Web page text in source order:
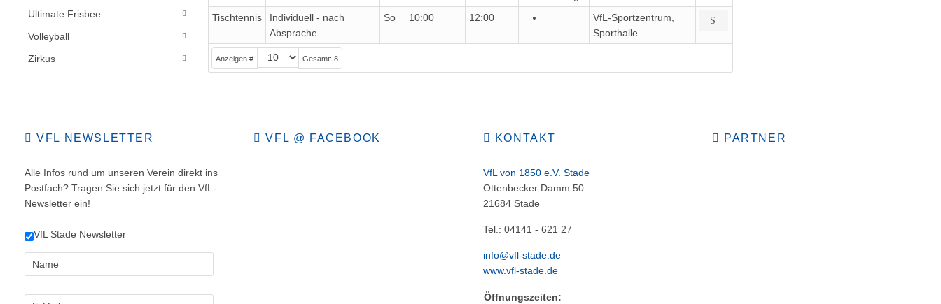
Anzeigen # Gesamt: 8
Tischtennis
Individuell - nach
Absprache
So 10:00 12:00
VfL-Sportzentrum,
Sporthalle
Ultimate Frisbee
Volleyball
Zirkus
VFL NEWSLETTER
Alle Infos rund um unseren Verein direkt ins
Postfach? Tragen Sie sich jetzt für den VfL-
Newsletter ein!
VfL Stade Newsletter
VFL @ FACEBOOK KONTAKT
VfL von 1850 e.V. Stade
Ottenbecker Damm 50
21684 Stade
Tel.: 04141 - 621 27
info@vfl-stade.de
www.vfl-stade.de
Öffnungszeiten:
PARTNER